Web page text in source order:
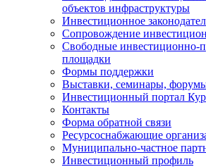
объектов инфраструктуры
Инвестиционное
Сопровождение
Свободные инвестиционно-
площадки
Формы поддержки
Выставки, семинары,
Инвестиционный портал
Контакты
Форма обратной связи
Ресурсоснабжающие
Муниципально-частное
Инвестиционный профиль